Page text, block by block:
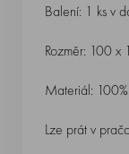
Balení: 1 ks v
Rozměr: 100 x
Materiál:
Lze prát v